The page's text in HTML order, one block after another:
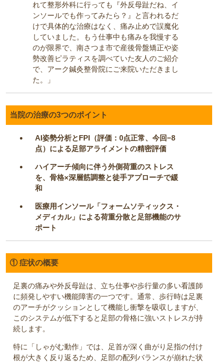
れて整形外科に行っても『外反母趾だね、イ
ンソールでも作ってみたら？』と言われるだ
けで具体的な治療はなく、痛み止めで誤魔化
していました。もう仕事中も痛みを我慢する
のが限界で、南さつま市で産後骨盤矯正や姿
勢改善ピラティスを調べていた友人のご紹介
で、アーク鍼灸整骨院にご来院いただきまし
た。」
当院の治療の3つのポイント
AI姿勢分析とFPI（評価：0点正常、今回−8
点）による足部アライメントの精密評価
ハイアーチ傾向に伴う外側荷重のストレス
を、骨格×深層筋調整と徒手アプローチで緩
和
医療用インソール「フォームソティックス・
メディカル」による荷重分散と足部機能のサ
ポート
① 症状の概要
足裏の痛みや外反母趾は、立ち仕事や歩行量の多い看護師
に頻発しやすい機能障害の一つです。通常、歩行時は足裏
のアーチがクッションとして機能し衝撃を吸収しますが、
このシステムが低下すると足部の骨格に強いストレスが持
続します。
特に「しゃがむ動作」では、足首が深く曲がり足指の付け
根が大きく反り返るため、足部の配列バランスが崩れた状